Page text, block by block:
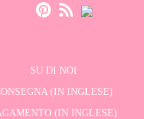
SU DI NOI
(IN INGLESE)
(IN INGLESE)